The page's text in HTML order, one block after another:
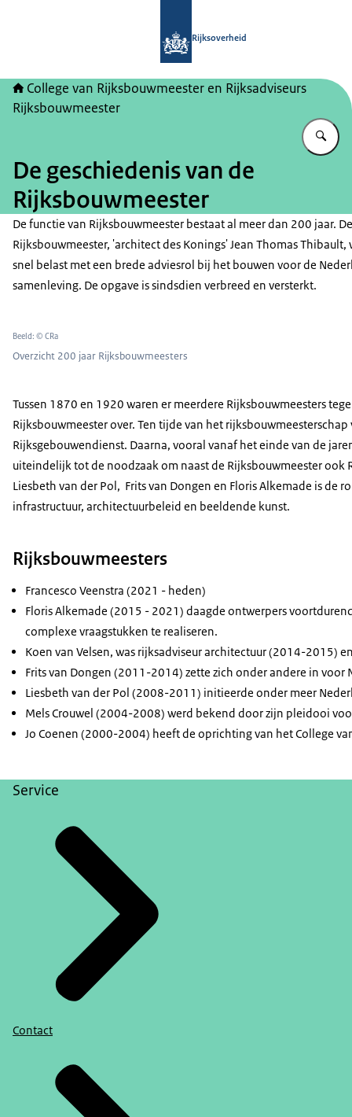
Rijksoverheid
College van Rijksbouwmeester en Rijksadviseurs
Rijksbouwmeester
De geschiedenis van de
Rijksbouwmeester
De functie van Rijksbouwmeester bestaat al meer dan 200 jaar.
Rijksbouwmeester, 'architect des Konings' Jean Thomas Thibault,
snel belast met een brede adviesrol bij het bouwen voor de
samenleving. De opgave is sindsdien verbreed en versterkt.
Beeld: © CRa
Overzicht 200 jaar Rijksbouwmeesters
Tussen 1870 en 1920 waren er meerdere Rijksbouwmeesters
Rijksbouwmeester over. Ten tijde van het
Rijksgebouwendienst. Daarna, vooral vanaf het einde van de
uiteindelijk tot de noodzaak om naast de Rijksbouwmeester ook
Liesbeth van der Pol, Frits van Dongen en Floris Alkemade is
infrastructuur, architectuurbeleid en beeldende kunst.
Rijksbouwmeesters
Francesco Veenstra (2021 - heden)
Floris Alkemade (2015 - 2021) daagde ontwerpers
complexe vraagstukken te realiseren.
Koen van Velsen, was rijksadviseur architectuur (2014-2015)
Frits van Dongen (2011-2014) zette zich onder andere in voor
Liesbeth van der Pol (2008-2011) initieerde onder meer
Mels Crouwel (2004-2008) werd bekend door zijn pleidooi
Jo Coenen (2000-2004) heeft de oprichting van het College
Service
Contact